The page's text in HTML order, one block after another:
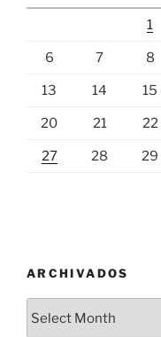
1
6 7 8
13 14 15
20 21 22
27 28 29
ARCHIVADOS